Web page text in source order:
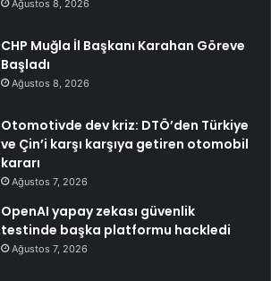
Ağustos 8, 2026
CHP Muğla İl Başkanı Karahan Göreve
Başladı
Ağustos 8, 2026
Otomotivde dev kriz: DTÖ’den Türkiye
ve Çin’i karşı karşıya getiren otomobil
kararı
Ağustos 7, 2026
OpenAI yapay zekası güvenlik
testinde başka platformu hackledi
Ağustos 7, 2026